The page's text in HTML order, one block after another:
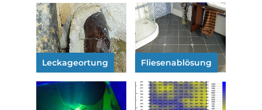
Leckageortung Fliesenablösung